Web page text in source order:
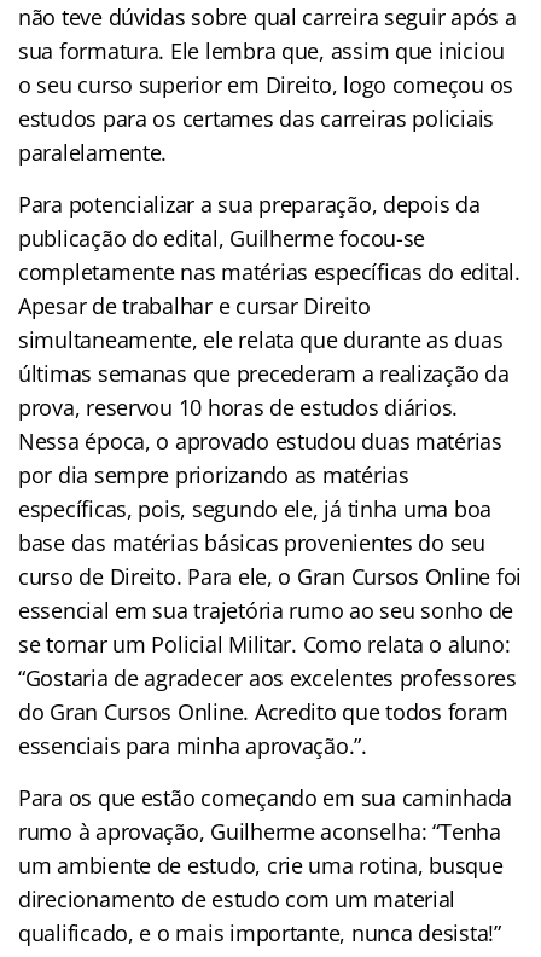
não teve dúvidas sobre qual carreira seguir após a
sua formatura. Ele lembra que, assim que iniciou
o seu curso superior em Direito, logo começou os
estudos para os certames das carreiras policiais
paralelamente.
Para potencializar a sua preparação, depois da
publicação do edital, Guilherme focou-se
completamente nas matérias específicas do edital.
Apesar de trabalhar e cursar Direito
simultaneamente, ele relata que durante as duas
últimas semanas que precederam a realização da
prova, reservou 10 horas de estudos diários.
Nessa época, o aprovado estudou duas matérias
por dia sempre priorizando as matérias
específicas, pois, segundo ele, já tinha uma boa
base das matérias básicas provenientes do seu
curso de Direito. Para ele, o Gran Cursos Online foi
essencial em sua trajetória rumo ao seu sonho de
se tornar um Policial Militar. Como relata o aluno:
“Gostaria de agradecer aos excelentes professores
do Gran Cursos Online. Acredito que todos foram
essenciais para minha aprovação.”.
Para os que estão começando em sua caminhada
rumo à aprovação, Guilherme aconselha: “Tenha
um ambiente de estudo, crie uma rotina, busque
direcionamento de estudo com um material
qualificado, e o mais importante, nunca desista!”